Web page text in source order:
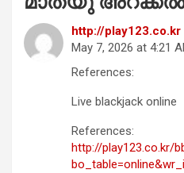
http://play123.co.kr
May 7, 2026 at 4:21
References:
Live blackjack online
References:
http://play123.co.kr/